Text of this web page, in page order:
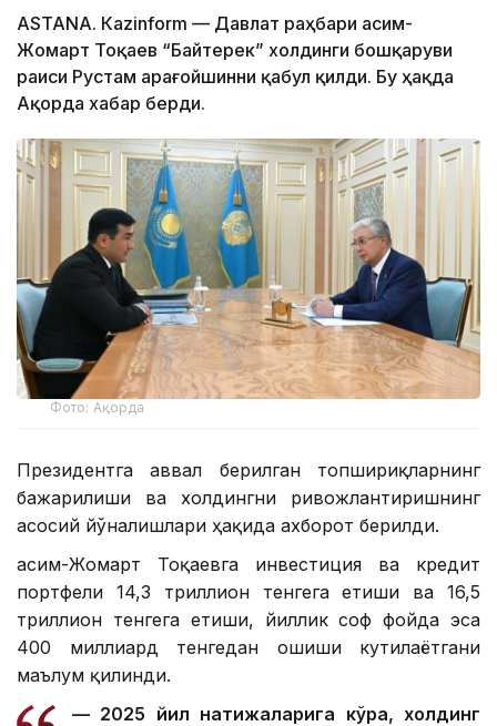
ASTANА. Каzinform — Давлат раҳбари Қасим-
Жомарт Тоқаев “Байтерек” холдинги бошқаруви
раиси Рустам Қарағойшинни қабул қилди. Бу ҳақда
Ақорда хабар берди.
Фото: Ақорда
Президентга аввал берилган топшириқларнинг
бажарилиши ва холдингни ривожлантиришнинг
асосий йўналишлари ҳақида ахборот берилди.
Қасим-Жомарт Тоқаевга инвестиция ва кредит
портфели 14,3 триллион тенгега етиши ва 16,5
триллион тенгега етиши, йиллик соф фойда эса
400 миллиард тенгедан ошиши кутилаётгани
маълум қилинди.
— 2025 йил натижаларига кўра, холдинг